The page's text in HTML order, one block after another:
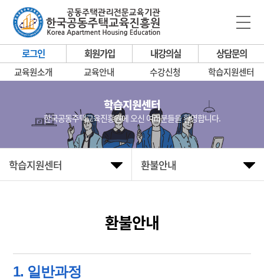
로그인 회원가입 내강의실 상담문의
교육원소개 교육안내 수강신청 학습지원센터
학습지원센터
한국공동주택교육진흥원에 오신 여러분들을 환영합니다.
학습지원센터 환불안내
환불안내
1. 일반과정